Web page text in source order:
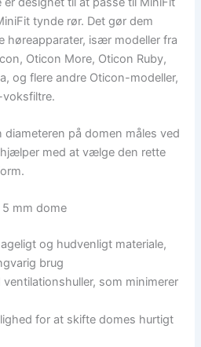
tynde rør. Det gør dem
høreapparater, især modeller fra
Oticon More, Oticon Ruby,
og flere andre Oticon-modeller,
på domen måles ved
med at vælge den rette
5 mm dome
og hudvenligt materiale,
brug
som minimerer
for at skifte domes hurtigt